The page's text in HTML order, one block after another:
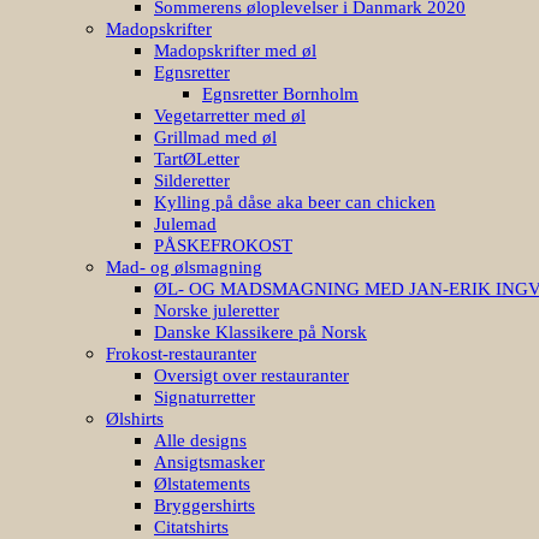
Sommerens øloplevelser i Danmark 2020
Madopskrifter
Madopskrifter med øl
Egnsretter
Egnsretter Bornholm
Vegetarretter med øl
Grillmad med øl
TartØLetter
Silderetter
Kylling på dåse aka beer can chicken
Julemad
PÅSKEFROKOST
Mad- og ølsmagning
ØL- OG MADSMAGNING MED JAN-ERIK
Norske juleretter
Danske Klassikere på Norsk
Frokost-restauranter
Oversigt over restauranter
Signaturretter
Ølshirts
Alle designs
Ansigtsmasker
Ølstatements
Bryggershirts
Citatshirts